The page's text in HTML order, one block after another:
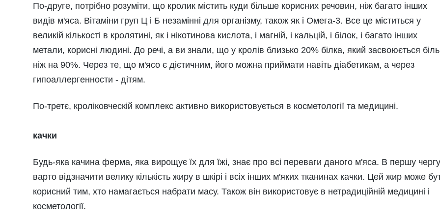
По-друге, потрібно розуміти, що кролик містить куди більше корисних речовин, ніж багато інших
видів м'яса. Вітаміни груп Ц і Б незамінні для організму, також як і Омега-3. Все це міститься у
великій кількості в кролятині, як і нікотинова кислота, і магній, і кальцій, і білок, і багато інших
метали, корисні людині. До речі, а ви знали, що у кролів близько 20% білка, який засвоюється
ніж на 90%. Через те, що м'ясо є дієтичним, його можна приймати навіть діабетикам, а через
гипоаллергенности - дітям.
По-третє, кроліковческій комплекс активно використовується в косметології та медицині.
качки
Будь-яка качина ферма, яка вирощує їх для їжі, знає про всі переваги даного м'яса. В першу чергу
варто відзначити велику кількість жиру в шкірі і всіх інших м'яких тканинах качки. Цей жир може
корисний тим, хто намагається набрати масу. Також він використовує в нетрадиційній медицині і
косметології.